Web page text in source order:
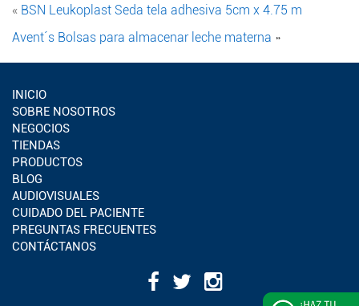
« BSN Leukoplast Seda tela adhesiva 5cm x 4.75 m
Avent´s Bolsas para almacenar leche materna »
INICIO
SOBRE NOSOTROS
NEGOCIOS
TIENDAS
PRODUCTOS
BLOG
AUDIOVISUALES
CUIDADO DEL PACIENTE
PREGUNTAS FRECUENTES
CONTÁCTANOS